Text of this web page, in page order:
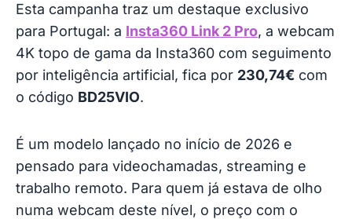
Esta campanha traz um destaque exclusivo
para Portugal: a Insta360 Link 2 Pro, a webcam
4K topo de gama da Insta360 com seguimento
por inteligência artificial, fica por 230,74€ com
o código BD25VIO.
É um modelo lançado no início de 2026 e
pensado para videochamadas, streaming e
trabalho remoto. Para quem já estava de olho
numa webcam deste nível, o preço com o